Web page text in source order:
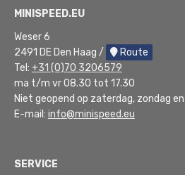
MINISPEED.EU
Weser 6
2491 DE Den Haag /
Route
Tel: +31 (0)70 3206579
ma t/m vr 08.30 tot 17.30
Niet geopend op zaterdag, zondag
E-mail: info@minispeed.eu
SERVICE